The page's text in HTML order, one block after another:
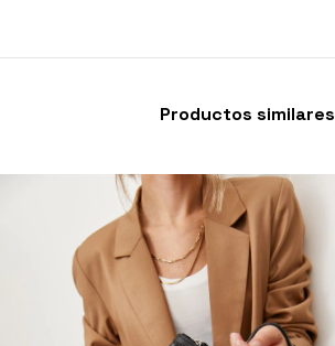
Productos similares